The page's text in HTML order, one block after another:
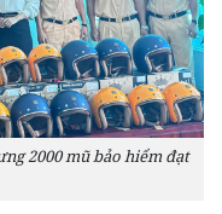
2000 mũ bảo hiểm đạt